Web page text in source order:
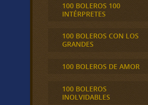
100 BOLEROS 100
INTÉRPRETES
100 BOLEROS CON LOS
GRANDES
100 BOLEROS DE AMOR
100 BOLEROS
INOLVIDABLES